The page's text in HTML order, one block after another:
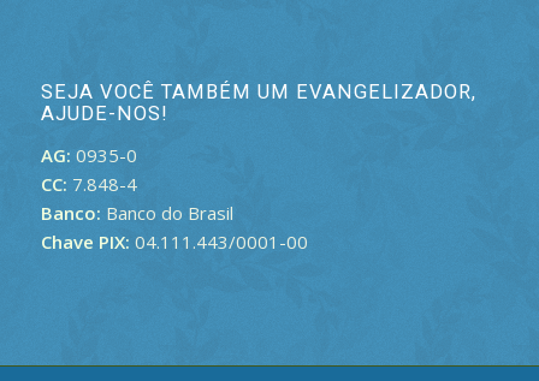
SEJA VOCÊ TAMBÉM UM EVANGELIZADOR,
AJUDE-NOS!
AG: 0935-0
CC: 7.848-4
Banco: Banco do Brasil
Chave PIX: 04.111.443/0001-00